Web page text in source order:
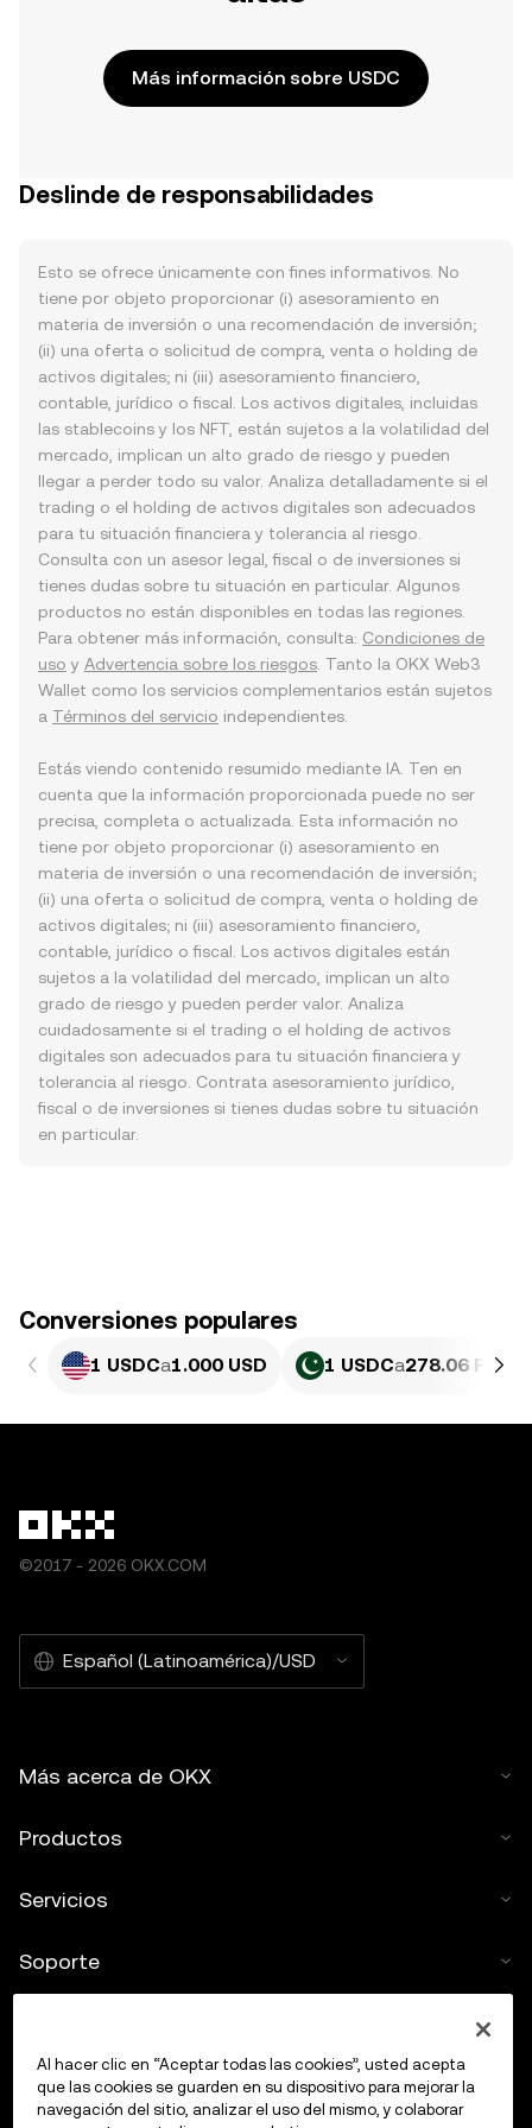
Más información sobre USDC
Deslinde de responsabilidades
Esto se ofrece únicamente con fines informativos. No
tiene por objeto proporcionar (i) asesoramiento en
materia de inversión o una recomendación de inversión;
(ii) una oferta o solicitud de compra, venta o holding de
activos digitales; ni (iii) asesoramiento financiero,
contable, jurídico o fiscal. Los activos digitales, incluidas
las stablecoins y los NFT, están sujetos a la volatilidad del
mercado, implican un alto grado de riesgo y pueden
llegar a perder todo su valor. Analiza detalladamente si el
trading o el holding de activos digitales son adecuados
para tu situación financiera y tolerancia al riesgo.
Consulta con un asesor legal, fiscal o de inversiones si
tienes dudas sobre tu situación en particular. Algunos
productos no están disponibles en todas las regiones.
Para obtener más información, consulta: Condiciones de
uso y Advertencia sobre los riesgos . Tanto la OKX Web3
Wallet como los servicios complementarios están sujetos
a Términos del servicio independientes.
Estás viendo contenido resumido mediante IA. Ten en
cuenta que la información proporcionada puede no ser
precisa, completa o actualizada. Esta información no
tiene por objeto proporcionar (i) asesoramiento en
materia de inversión o una recomendación de inversión;
(ii) una oferta o solicitud de compra, venta o holding de
activos digitales; ni (iii) asesoramiento financiero,
contable, jurídico o fiscal. Los activos digitales están
sujetos a la volatilidad del mercado, implican un alto
grado de riesgo y pueden perder valor. Analiza
cuidadosamente si el trading o el holding de activos
digitales son adecuados para tu situación financiera y
tolerancia al riesgo. Contrata asesoramiento jurídico,
fiscal o de inversiones si tienes dudas sobre tu situación
en particular.
Conversiones populares
1 USDCa1.000 USD 1 USDCa278.06 PKR
©2017 - 2026 OKX.COM
Español (Latinoamérica)/USD
Más acerca de OKX
Productos
Servicios
Soporte
Calculadora de criptomonedas
Al hacer clic en “Aceptar todas las cookies”, usted acepta
que las cookies se guarden en su dispositivo para mejorar la
navegación del sitio, analizar el uso del mismo, y colaborar